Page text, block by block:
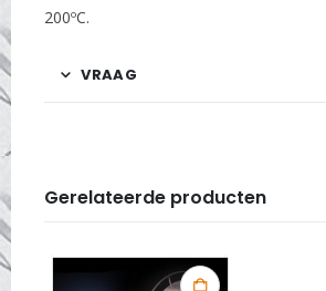
200ºC.
VRAAG
Gerelateerde producten